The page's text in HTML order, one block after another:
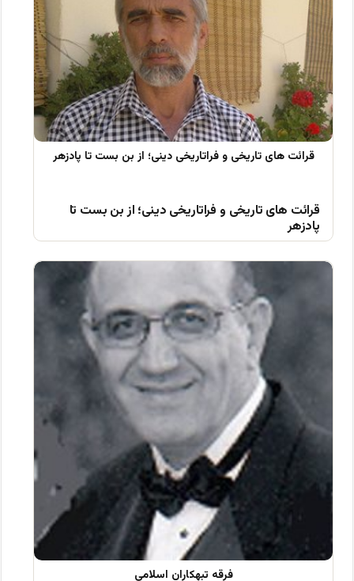
قرائت های تاریخی و فراتاریخی دینی؛ از بن بست تا
پادزهر